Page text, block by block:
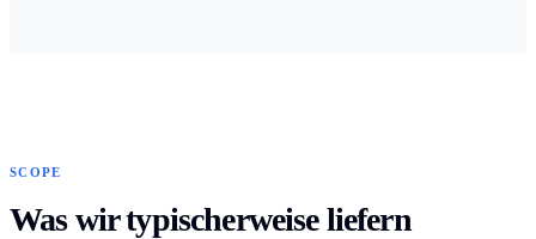
SCOPE
Was wir typischerweise liefern